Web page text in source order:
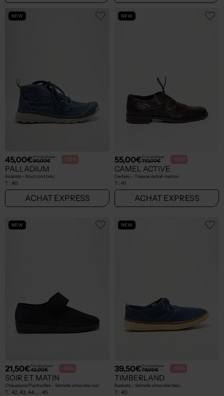
NEW
45,00€Prix boutique :
90,00€ -50%
PALLADIUM
Baskets - Bout rond bleu
T : 40
ACHAT EXPRESS
NEW
55,00€Prix boutique :
110,00€ -50%
CAMEL ACTIVE
Derbies - Tissage satiné marron
T : 41
ACHAT EXPRESS
NEW
21,50€Prix boutique :
43,00€ -50%
SOIR ET MATIN
Chaussons/Pantoufles - Semelle amovible noir
T : 42, 43, 44, ... 45
NEW
39,50€Prix boutique :
79,00€ -50%
TIMBERLAND
Baskets - Semelle amovible bleu
T : 40